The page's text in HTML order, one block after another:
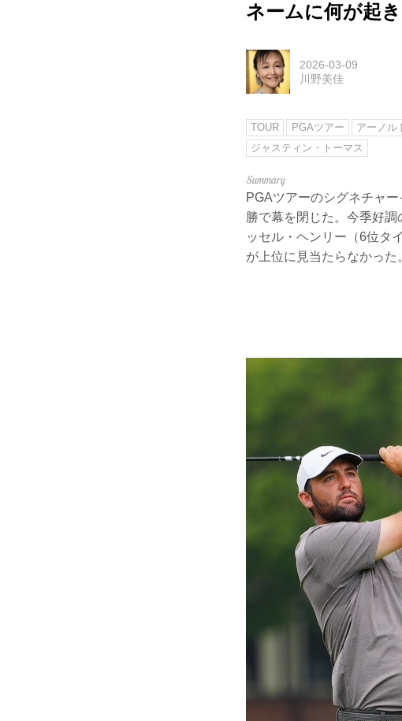
ネームに何が起
2026-03-09
川野美佳
TOUR PGAツアー アーノル
ジャスティン・トーマス
PGAツアーのシグネチャ
勝で幕を閉じた。今季好
ッセル・ヘンリー（6位タ
が上位に見当たらなかった